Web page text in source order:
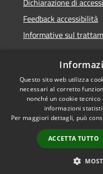
Feedback accessibilità
Informative sul
RSS
Accessibilità
Cookie
Mappa del sito
Informativa trattamento
Questo sito web utilizza
necessari al corretto
nonché un cookie
informazioni
Per maggiori dettagli, può
ACCETTA TUTTO